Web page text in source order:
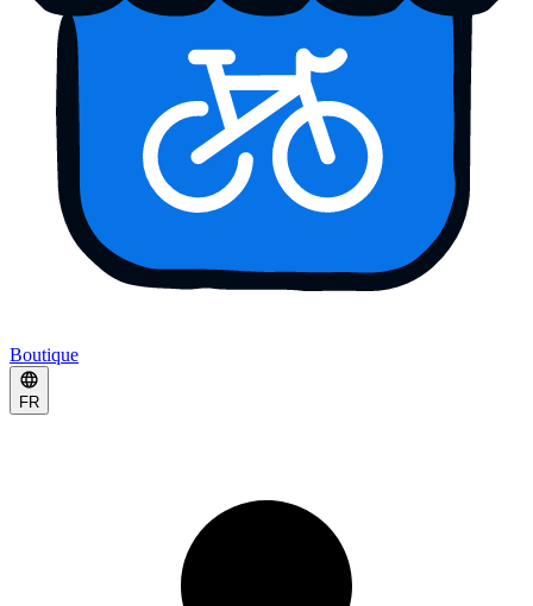
Boutique
FR